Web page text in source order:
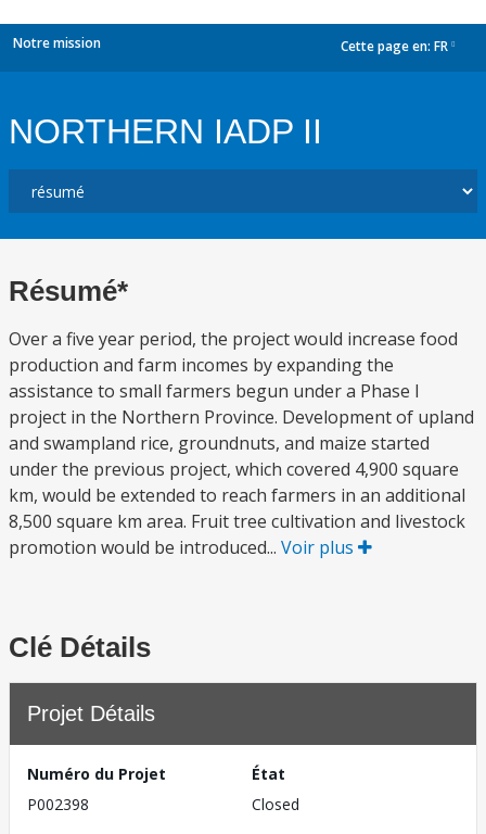
Notre mission Cette page en: FR
NORTHERN IADP II
Résumé*
Over a five year period, the project would increase food
production and farm incomes by expanding the
assistance to small farmers begun under a Phase I
project in the Northern Province. Development of upland
and swampland rice, groundnuts, and maize started
under the previous project, which covered 4,900 square
km, would be extended to reach farmers in an additional
8,500 square km area. Fruit tree cultivation and livestock
promotion would be introduced... Voir plus
Clé Détails
Projet Détails
Numéro du Projet
P002398
État
Closed